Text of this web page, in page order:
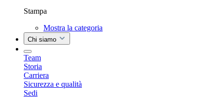
Stampa
Mostra la categoria
Chi siamo
Team
Storia
Carriera
Sicurezza e qualità
Sedi